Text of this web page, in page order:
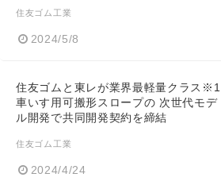
住友ゴム工業
2024/5/8
住友ゴムと東レが業界最軽量クラス※1
車いす用可搬形スロープの 次世代モデ
ル開発で共同開発契約を締結
住友ゴム工業
2024/4/24